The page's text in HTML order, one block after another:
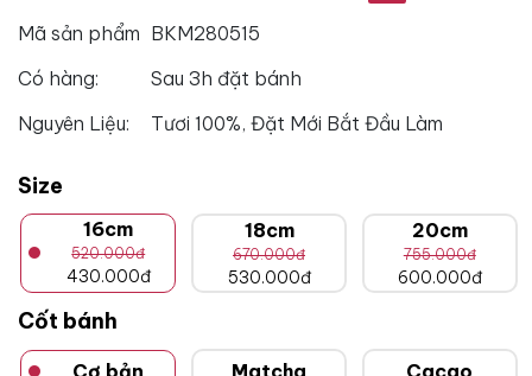
Mã sản phẩm BKM280515
Có hàng:
Sau 3h đặt bánh
Nguyên Liệu:
Tươi 100%, Đặt Mới Bắt Đầu Làm
Size
16cm
520.000đ
430.000đ
18cm
670.000đ
530.000đ
20cm
755.000đ
600.000đ
Cốt bánh
Cơ bản Matcha Cacao